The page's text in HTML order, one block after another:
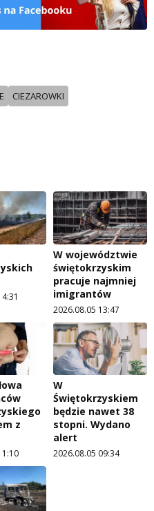
CIEZAROWKI
W województwie
świętokrzyskim
pracuje najmniej
imigrantów
2026.08.05 13:47
z
W
Świętokrzyskiem
będzie nawet 38
stopni. Wydano
alert
2026.08.05 09:34